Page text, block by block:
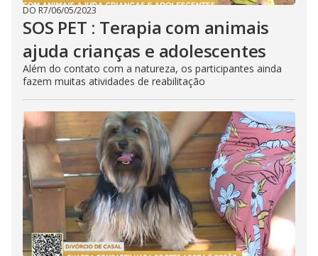
DO R7/06/05/2023
SOS PET : Terapia com animais
ajuda crianças e adolescentes
Além do contato com a natureza, os participantes ainda
fazem muitas atividades de reabilitação